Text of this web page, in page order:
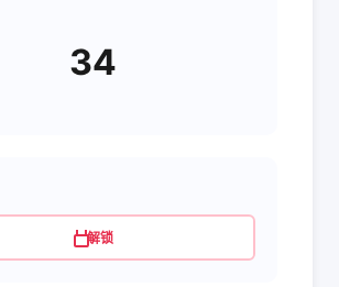
34
解锁